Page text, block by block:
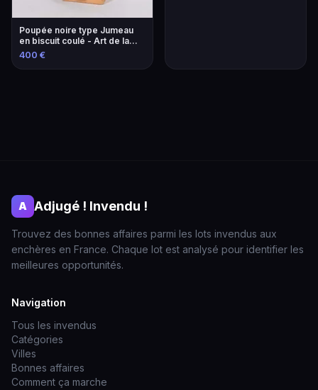
Poupée noire type Jumeau
en biscuit coulé - Art de la
céramique
400 €
A Adjugé ! Invendu !
Trouvez des bonnes affaires parmi les lots invendus aux
enchères en France. Chaque lot est analysé pour identifier les
meilleures opportunités.
Navigation
Tous les invendus
Catégories
Villes
Bonnes affaires
Comment ça marche